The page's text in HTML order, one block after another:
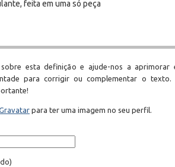
feita em uma só peça
esta definição e ajude-nos a aprimorar
para corrigir ou complementar o texto.
para ter uma imagem no seu perfil.